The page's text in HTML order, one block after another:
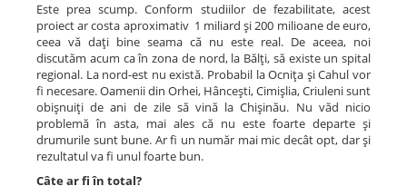
Este prea scump. Conform studiilor de fezabilitate, acest
proiect ar costa aproximativ 1 miliard şi 200 milioane de euro,
ceea vă daţi bine seama că nu este real. De aceea, noi
discutăm acum ca în zona de nord, la Bălţi, să existe un spital
regional. La nord-est nu există. Probabil la Ocniţa şi Cahul vor
fi necesare. Oamenii din Orhei, Hânceşti, Cimişlia, Criuleni sunt
obişnuiţi de ani de zile să vină la Chişinău. Nu văd nicio
problemă în asta, mai ales că nu este foarte departe şi
drumurile sunt bune. Ar fi un număr mai mic decât opt, dar şi
rezultatul va fi unul foarte bun.
Câte ar fi în total?